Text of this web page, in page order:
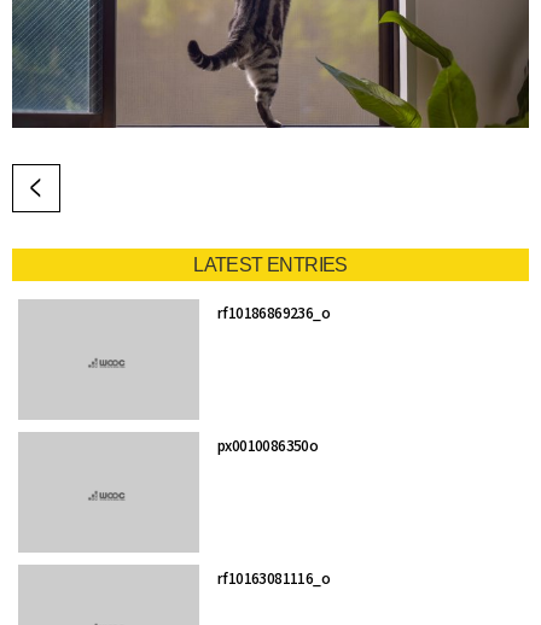
LATEST ENTRIES
rf10186869236_o
px0010086350o
rf10163081116_o